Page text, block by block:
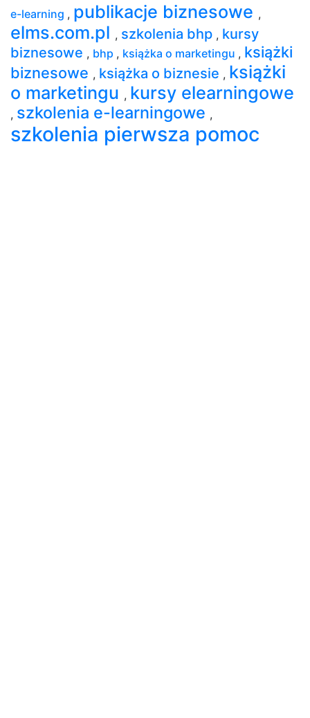
e-learning , publikacje biznesowe ,
elms.com.pl , szkolenia bhp , kursy
biznesowe , bhp , książka o marketingu , książki
biznesowe , książka o biznesie , książki
o marketingu , kursy elearningowe
, szkolenia e-learningowe ,
szkolenia pierwsza pomoc